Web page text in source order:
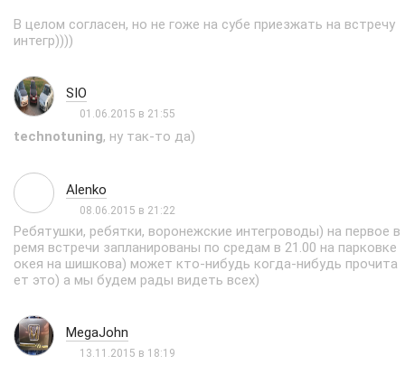
В целом согласен, но не гоже на субе приезжать на встречу
интегр))))
SIO
01.06.2015 в 21:55
technotuning, ну так-то да)
Alenko
08.06.2015 в 21:22
Ребятушки, ребятки, воронежские интегроводы) на первое в
ремя встречи запланированы по средам в 21.00 на парковке
окея на шишкова) может кто-нибудь когда-нибудь прочита
ет это) а мы будем рады видеть всех)
MegaJohn
13.11.2015 в 18:19